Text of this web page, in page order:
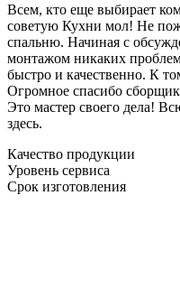
Всем, кто еще выбирает
советую Кухни мол! Не
спальню. Начиная с
монтажом никаких
быстро и качественно. К
Огромное спасибо
Это мастер своего дела!
здесь.
Качество продукции
Уровень сервиса
Срок изготовления